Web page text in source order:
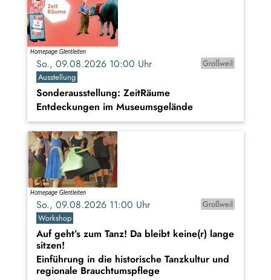
So., 09.08.2026 10:00 Uhr
Großweil
Ausstellung
Sonderausstellung: ZeitRäume
Entdeckungen im Museumsgelände
So., 09.08.2026 11:00 Uhr
Großweil
Workshop
Auf geht’s zum Tanz! Da bleibt keine(r) lange
sitzen!
Einführung in die historische Tanzkultur und
regionale Brauchtumspflege